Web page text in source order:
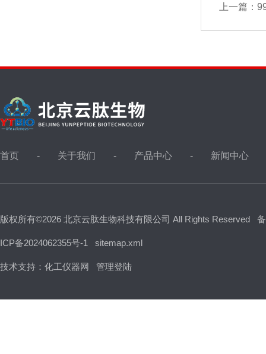
上一篇：
首页 关于我们 产品中心 新闻中心
版权所有©2026 北京云肽生物科技有限公司 All Rights Reserved
ICP备2024062355号-1 sitemap.xml
技术支持： 化工仪器网 管理登陆